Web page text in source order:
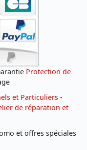
Protection de
et Particuliers -
de réparation et
et offres spéciales